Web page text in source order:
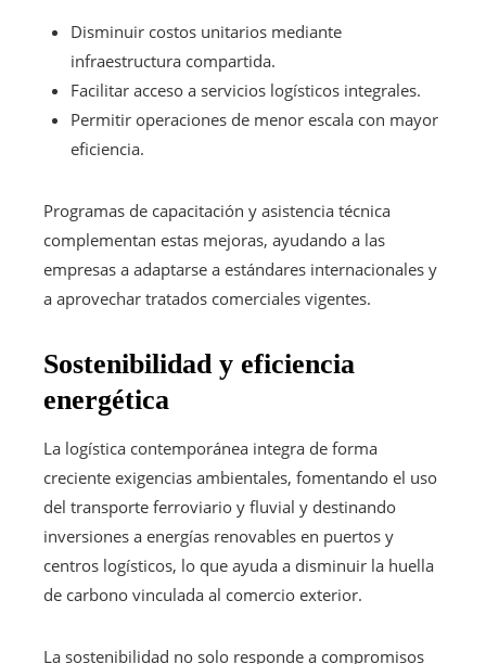
Disminuir costos unitarios mediante
infraestructura compartida.
Facilitar acceso a servicios logísticos integrales.
Permitir operaciones de menor escala con mayor
eficiencia.
Programas de capacitación y asistencia técnica
complementan estas mejoras, ayudando a las
empresas a adaptarse a estándares internacionales y
a aprovechar tratados comerciales vigentes.
Sostenibilidad y eficiencia
energética
La logística contemporánea integra de forma
creciente exigencias ambientales, fomentando el uso
del transporte ferroviario y fluvial y destinando
inversiones a energías renovables en puertos y
centros logísticos, lo que ayuda a disminuir la huella
de carbono vinculada al comercio exterior.
La sostenibilidad no solo responde a compromisos